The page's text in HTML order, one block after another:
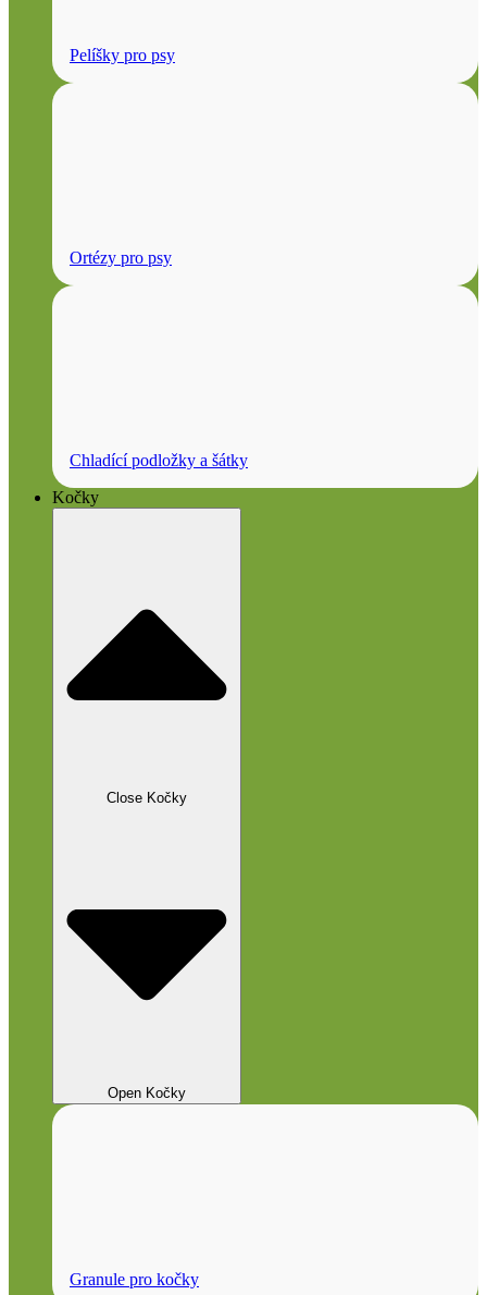
Pelíšky pro psy
Ortézy pro psy
Chladící podložky a šátky
Kočky
Close Kočky
Open Kočky
Granule pro kočky